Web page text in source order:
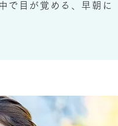
で目が覚める、早朝に